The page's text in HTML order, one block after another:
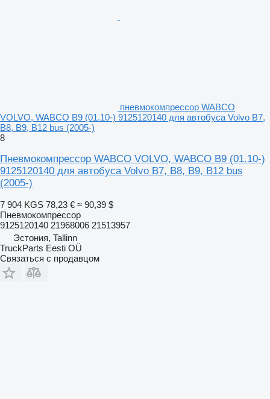
пневмокомпрессор WABCO
VOLVO, WABCO B9 (01.10-) 9125120140 для автобуса Volvo B7,
B8, B9, B12 bus (2005-)
8
Пневмокомпрессор WABCO VOLVO, WABCO B9 (01.10-)
9125120140 для автобуса Volvo B7, B8, B9, B12 bus
(2005-)
7 904 KGS 78,23 € ≈ 90,39 $
Пневмокомпрессор
9125120140 21968006 21513957
Эстония, Tallinn
TruckParts Eesti OÜ
Связаться с продавцом